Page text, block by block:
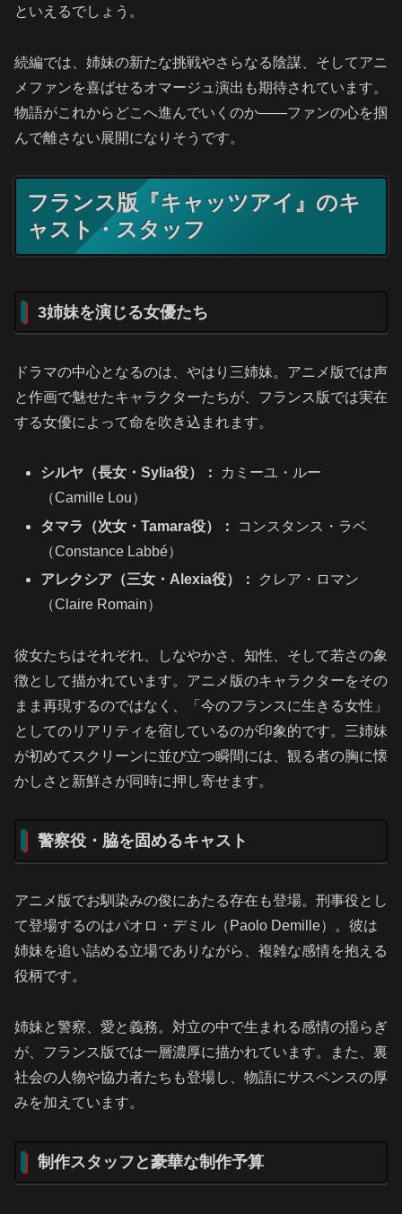
といえるでしょう。
続編では、姉妹の新たな挑戦やさらなる陰謀、そしてアニ
メファンを喜ばせるオマージュ演出も期待されています。
物語がこれからどこへ進んでいくのか――ファンの心を掴
んで離さない展開になりそうです。
フランス版『キャッツアイ』のキ
ャスト・スタッフ
3姉妹を演じる女優たち
ドラマの中心となるのは、やはり三姉妹。アニメ版では声
と作画で魅せたキャラクターたちが、フランス版では実在
する女優によって命を吹き込まれます。
シルヤ（長女・Sylia役）：
カミーユ・ルー
（Camille Lou）
タマラ（次女・Tamara役）：
コンスタンス・ラベ
（Constance Labbé）
アレクシア（三女・Alexia役）：
クレア・ロマン
（Claire Romain）
彼女たちはそれぞれ、しなやかさ、知性、そして若さの象
徴として描かれています。アニメ版のキャラクターをその
まま再現するのではなく、「今のフランスに生きる女性」
としてのリアリティを宿しているのが印象的です。三姉妹
が初めてスクリーンに並び立つ瞬間には、観る者の胸に懐
かしさと新鮮さが同時に押し寄せます。
警察役・脇を固めるキャスト
アニメ版でお馴染みの俊にあたる存在も登場。刑事役とし
て登場するのはパオロ・デミル（Paolo Demille）。彼は
姉妹を追い詰める立場でありながら、複雑な感情を抱える
役柄です。
姉妹と警察、愛と義務。対立の中で生まれる感情の揺らぎ
が、フランス版では一層濃厚に描かれています。また、裏
社会の人物や協力者たちも登場し、物語にサスペンスの厚
みを加えています。
制作スタッフと豪華な制作予算